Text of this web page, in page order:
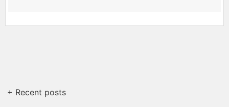
+ Recent posts